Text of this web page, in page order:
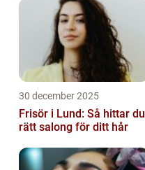
30 december 2025
Frisör i Lund: Så hittar du
rätt salong för ditt hår